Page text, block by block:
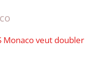
Monaco veut doubler